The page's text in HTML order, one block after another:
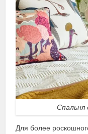
Спальня
Для более